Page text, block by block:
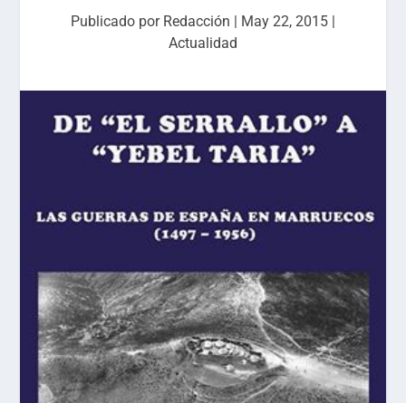
Publicado por Redacción | May 22, 2015 |
Actualidad